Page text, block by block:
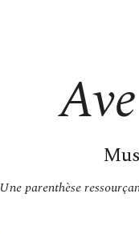
Une parenthèse